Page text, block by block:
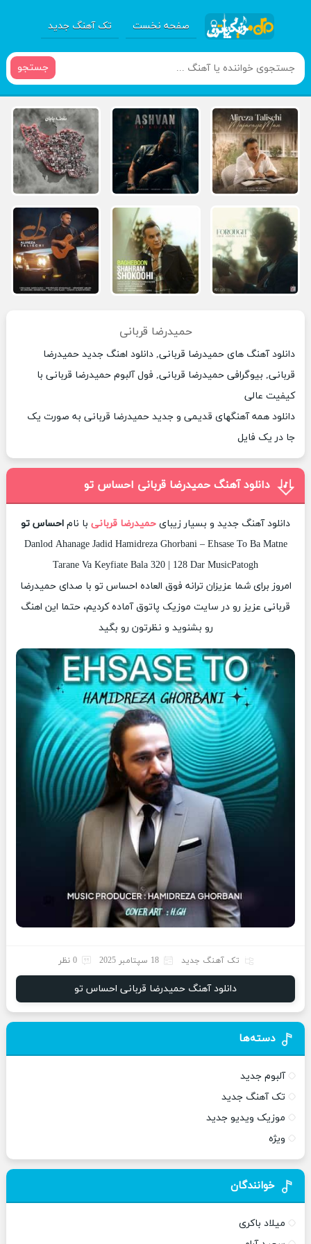
صفحه نخست تک آهنگ جدید
جستجو
حمیدرضا قربانی
دانلود آهنگ های حمیدرضا قربانی, دانلود اهنگ جدید حمیدرضا
قربانی, بیوگرافی حمیدرضا قربانی, فول آلبوم حمیدرضا قربانی با
کیفیت عالی
دانلود همه آهنگهای قدیمی و جدید حمیدرضا قربانی به صورت یک
جا در یک فایل
دانلود آهنگ حمیدرضا قربانی احساس تو
دانلود آهنگ جدید و بسیار زیبای حمیدرضا قربانی با نام احساس تو
Danlod Ahanage Jadid Hamidreza Ghorbani – Ehsase To Ba Matne
Tarane Va Keyfiate Bala 320 | 128 Dar MusicPatogh
امروز برای شما عزیزان ترانه فوق العاده احساس تو با صدای حمیدرضا
قربانی عزیز رو در سایت موزیک پاتوق آماده کردیم، حتما این اهنگ
رو بشنوید و نظرتون رو بگید
تک آهنگ جدید 18 سپتامبر 2025 0 نظر
دانلود آهنگ حمیدرضا قربانی احساس تو
دسته‌ها
آلبوم جدید
تک آهنگ جدید
موزیک ویدیو جدید
ویژه
خوانندگان
میلاد باکری